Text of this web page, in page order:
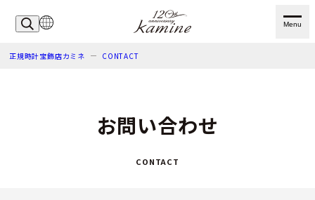
Menu
正規時計宝飾店カミネ CONTACT
お問い合わせ
CONTACT